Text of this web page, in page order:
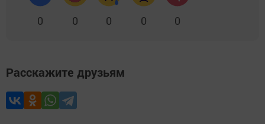
0 0 0 0 0
Расскажите друзьям